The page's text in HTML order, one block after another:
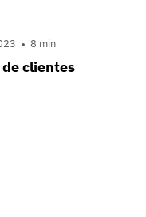
8 min
clientes